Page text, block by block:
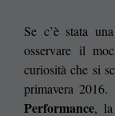
Se c’è stata
osservare il
curiosità che si
primavera
Performance, la